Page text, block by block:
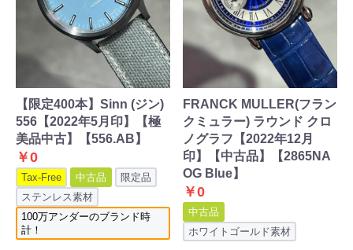
【限定400本】Sinn (ジン)
556【2022年5月印】【極
美品中古】【556.AB】
￥0
Tax-Free 中古品
限定品
ステンレス素材
100万アンダーのブランド時
計！
FRANCK MULLER(フラン
クミュラー) ラウンド クロ
ノグラフ【2022年12月
印】【中古品】【2865NA
OG Blue】
￥0
中古品
ホワイトゴールド素材